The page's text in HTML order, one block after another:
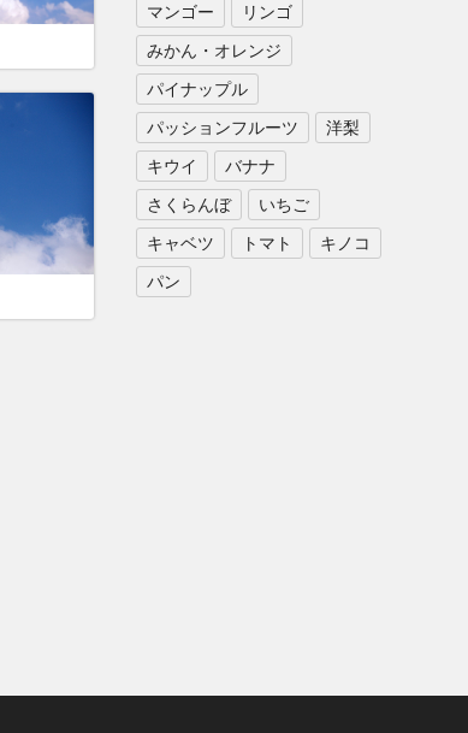
マンゴー
リンゴ
みかん・オレンジ
パイナップル
パッションフルーツ
洋梨
キウイ
バナナ
さくらんぼ
いちご
キャベツ
トマト
キノコ
パン